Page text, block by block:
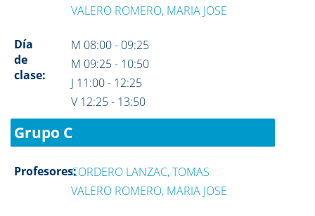
VALERO ROMERO, MARIA JOSE
Día
de
clase:
M 08:00 - 09:25
M 09:25 - 10:50
J 11:00 - 12:25
V 12:25 - 13:50
Grupo C
Profesores:CORDERO LANZAC, TOMAS
VALERO ROMERO, MARIA JOSE